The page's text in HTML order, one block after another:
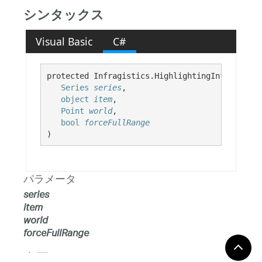
シンタックス
Visual Basic C#
protected Infragistics.HighlightingInfo
Series
series,
object
item,
Point world,
bool
forceFullRange
)
パラメータ
series
item
world
forceFullRange